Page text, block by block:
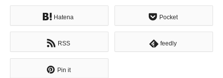
Hatena Pocket
RSS feedly
Pin it